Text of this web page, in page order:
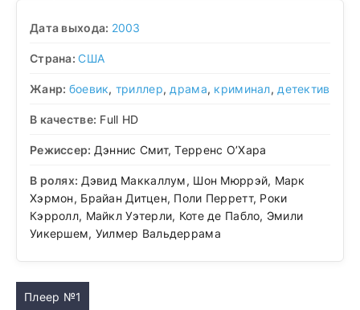
Дата выхода: 2003
Страна:США
Жанр: боевик, триллер, драма, криминал, детектив
В качестве: Full HD
Режиссер: Дэннис Смит, Терренс О’Хара
В ролях: Дэвид Маккаллум, Шон Мюррэй, Марк
Хэрмон, Брайан Дитцен, Поли Перретт, Роки
Кэрролл, Майкл Уэтерли, Коте де Пабло, Эмили
Уикершем, Уилмер Вальдеррама
Плеер №1